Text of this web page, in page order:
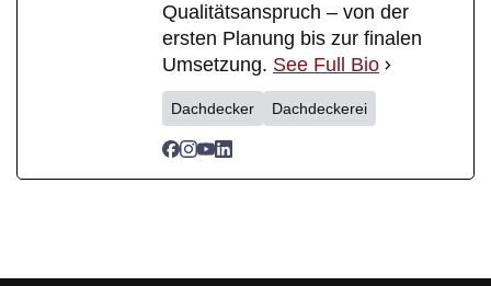
Qualitätsanspruch – von der
ersten Planung bis zur finalen
Umsetzung. See Full Bio
Dachdecker Dachdeckerei